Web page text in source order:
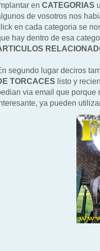
en CATEGORIAS
de vosotros nos
en cada categoria se
hay dentro de esa
segundo lugar deciros
TORCACES listo y
via email que porque
ya pueden